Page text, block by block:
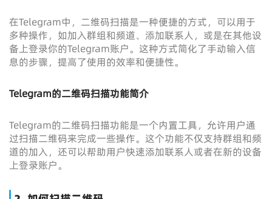
在Telegram中，二维码扫描是一种便捷的方式，可以用于
多种操作，如加入群组和频道、添加联系人，或是在其他设
备上登录你的Telegram账户。这种方式简化了手动输入信
息的步骤，提高了使用的效率和便捷性。
Telegram的二维码扫描功能简介
Telegram的二维码扫描功能是一个内置工具，允许用户通
过扫描二维码来完成一些操作。这个功能不仅支持群组和频
道的加入，还可以帮助用户快速添加联系人或者在新的设备
上登录账户。